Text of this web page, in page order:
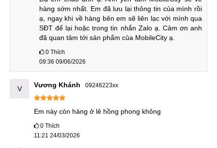
Redmi Note 13 Series
Redmi Note 13
3.350.000
₫
Tháng
Plus
Màn hình
hàng sớm nhất. Em đã lưu lại thông tin của mình rồi
ạ, ngay khi về hàng bên em sẽ liên lạc với mình qua
SĐT để lại hoặc trong tin nhắn Zalo ạ. Cảm ơn anh
đã quan tâm tới sản phẩm của MobileCity ạ.
0 Thích
09:36 09/06/2026
V Vương Khánh 09246223xx
Em này còn hàng ở lê hồng phong không
0 Thích
11:21 24/03/2026